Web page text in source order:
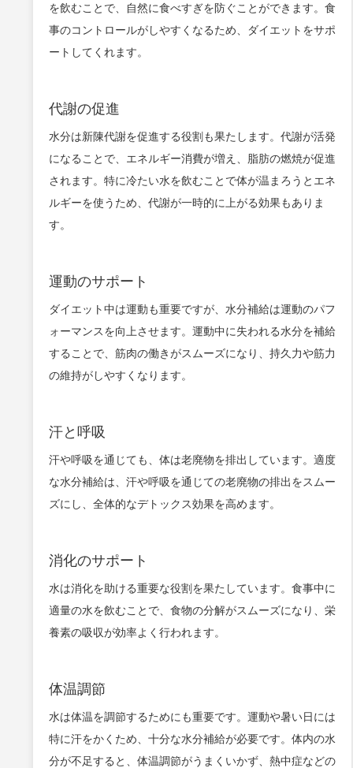
を飲むことで、自然に食べすぎを防ぐことができます。食
事のコントロールがしやすくなるため、ダイエットをサポ
ートしてくれます。
代謝の促進
水分は新陳代謝を促進する役割も果たします。代謝が活発
になることで、エネルギー消費が増え、脂肪の燃焼が促進
されます。特に冷たい水を飲むことで体が温まろうとエネ
ルギーを使うため、代謝が一時的に上がる効果もありま
す。
運動のサポート
ダイエット中は運動も重要ですが、水分補給は運動のパフ
ォーマンスを向上させます。運動中に失われる水分を補給
することで、筋肉の働きがスムーズになり、持久力や筋力
の維持がしやすくなります。
汗と呼吸
汗や呼吸を通じても、体は老廃物を排出しています。適度
な水分補給は、汗や呼吸を通じての老廃物の排出をスムー
ズにし、全体的なデトックス効果を高めます。
消化のサポート
水は消化を助ける重要な役割を果たしています。食事中に
適量の水を飲むことで、食物の分解がスムーズになり、栄
養素の吸収が効率よく行われます。
体温調節
水は体温を調節するためにも重要です。運動や暑い日には
特に汗をかくため、十分な水分補給が必要です。体内の水
分が不足すると、体温調節がうまくいかず、熱中症などの